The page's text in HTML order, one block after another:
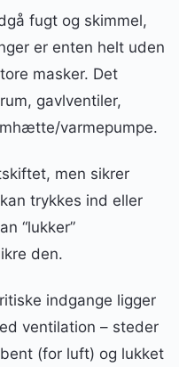
fugt og skimmel,
er enten helt uden
masker. Det
gavlventiler,
varmepumpe.
men sikrer
trykkes ind eller
“lukker”
den.
indgange ligger
ventilation – steder
(for luft) og lukket